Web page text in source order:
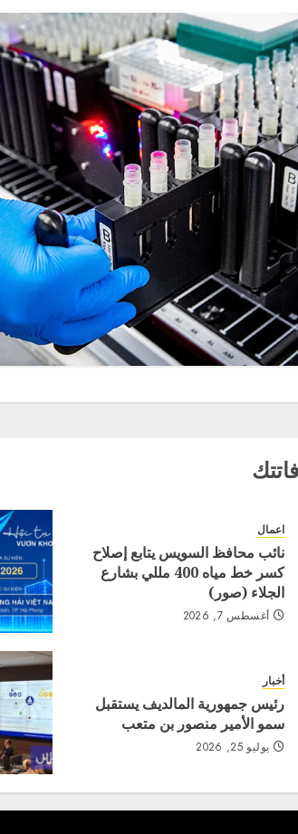
اعمال
نائب محافظ السويس يتابع إصلاح
كسر خط مياه 400 مللي بشارع
الجلاء (صور)
أغسطس 7, 2026
أخبار
رئيس جمهورية المالديف يستقبل
سمو الأمير منصور بن متعب
يوليو 25, 2026